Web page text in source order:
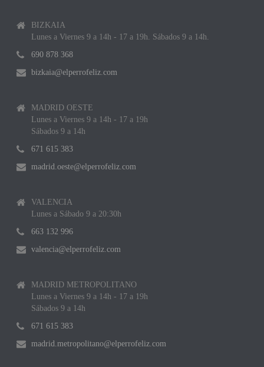
BIZKAIA
Lunes a Viernes 9 a 14h - 17 a 19h. Sábados 9 a 14h.
690 878 368
bizkaia@elperrofeliz.com
MADRID OESTE
Lunes a Viernes 9 a 14h - 17 a 19h
Sábados 9 a 14h
671 615 383
madrid.oeste@elperrofeliz.com
VALENCIA
Lunes a Sábado 9 a 20:30h
663 132 996
valencia@elperrofeliz.com
MADRID METROPOLITANO
Lunes a Viernes 9 a 14h - 17 a 19h
Sábados 9 a 14h
671 615 383
madrid.metropolitano@elperrofeliz.com